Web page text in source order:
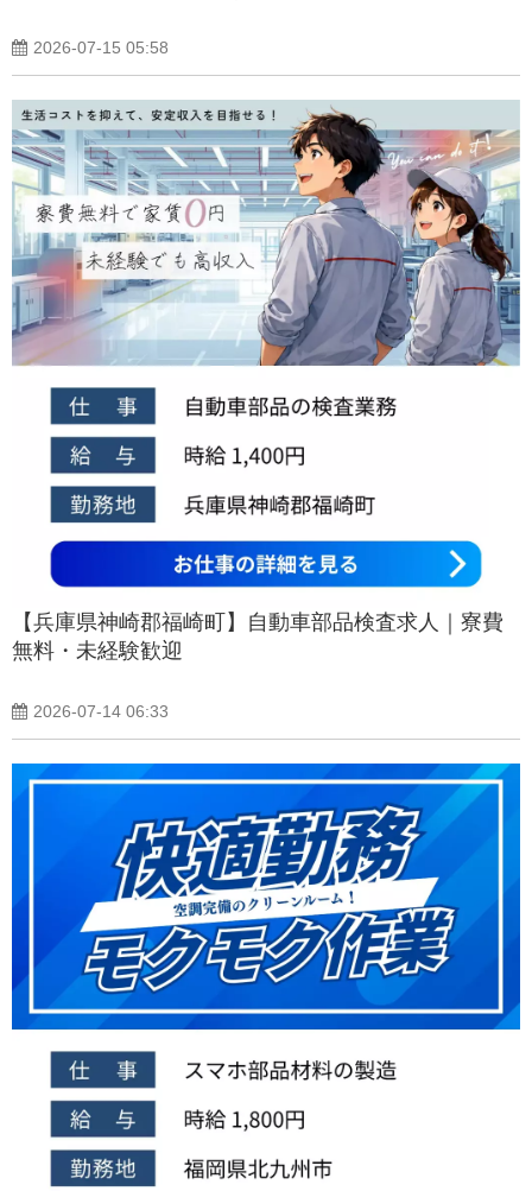
2026-07-15 05:58
【兵庫県神崎郡福崎町】自動車部品検査求人｜寮費
無料・未経験歓迎
2026-07-14 06:33